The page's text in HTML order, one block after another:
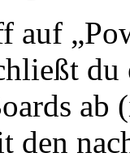
auf
ab
den